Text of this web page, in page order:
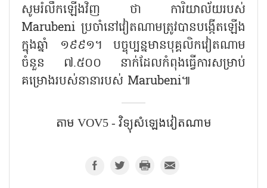
សូមរំលឹកឡើងវិញ ថា ការិយាល័យរបស់
Marubeni ប្រចាំនៅវៀតណាមត្រូវបានបង្កើតឡើង
ក្នុងឆ្នាំ ១៩៩១។ បច្ចុប្បន្នមានបុគ្គលិកវៀតណាម
ចំនួន ៧.៥០០ នាក់ដែលកំពុងធ្វើការសម្រាប់
គម្រោងរបស់នានារបស់ Marubeni៕
តាម VOV5 - វិទ្យុសំឡេង​វៀតណាម